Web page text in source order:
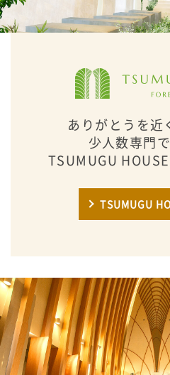
ありがとうを近
少人数専門
TSUMUGU
TSUMUGU